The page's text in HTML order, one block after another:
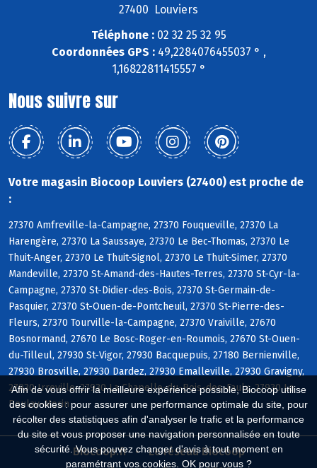
Afin de vous offrir la meilleure expérience possible, Biocoop utilise
des cookies : pour assurer une performance optimale du site, pour
récolter des statistiques afin d'analyser le trafic et la performance
du site et vous proposer une navigation personnalisée en toute
sécurité. Vous pouvez changer d'avis à tout moment en
paramétrant vos cookies. OK pour vous ?
27400 Louviers
Téléphone :02 32 25 32 95
Coordonnées GPS :49,2284076455037 ° ,
1,16822811415557 °
Nous suivre sur
Votre magasin Biocoop Louviers (27400) est proche de
:
27370 Amfreville-la-Campagne, 27370 Fouqueville, 27370 La
Harengère, 27370 La Saussaye, 27370 Le Bec-Thomas, 27370 Le
Thuit-Anger, 27370 Le Thuit-Signol, 27370 Le Thuit-Simer, 27370
Mandeville, 27370 St-Amand-des-Hautes-Terres, 27370 St-Cyr-la-
Campagne, 27370 St-Didier-des-Bois, 27370 St-Germain-de-
Pasquier, 27370 St-Ouen-de-Pontcheuil, 27370 St-Pierre-des-
Fleurs, 27370 Tourville-la-Campagne, 27370 Vraiville, 27670
Bosnormand, 27670 Le Bosc-Roger-en-Roumois, 27670 St-Ouen-
du-Tilleul, 27930 St-Vigor, 27930 Bacquepuis, 27180 Bernienville,
27930 Brosville, 27930 Dardez, 27930 Emalleville, 27930 Gravigny,
27930 Irreville, 27930 La Chapelle-du-Bois-des-Faulx, 27930 Le
Boulay-Morin
Biocoop.fr
Le réseau Biocoop